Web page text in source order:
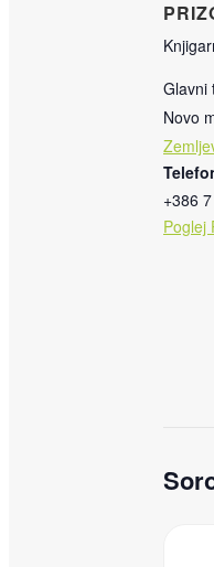
Glavni
Novo
‍+386
Poglej